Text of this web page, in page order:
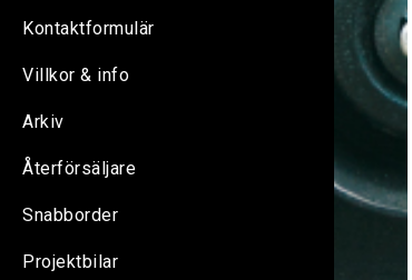
Kontaktformulär
Villkor & info
Arkiv
Återförsäljare
Snabborder
Projektbilar